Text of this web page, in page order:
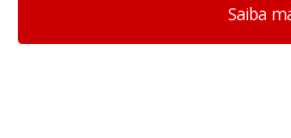
Saiba